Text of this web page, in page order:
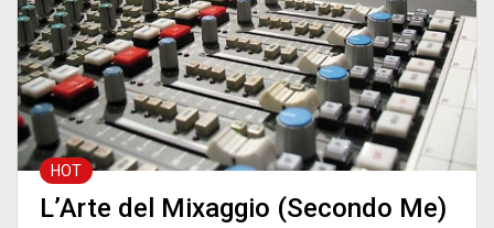
HOT
L’Arte del Mixaggio (Secondo Me)